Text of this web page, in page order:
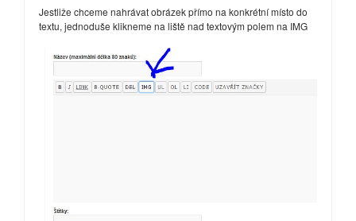
Jestliže chceme nahrávat obrázek přímo na konkrétní místo do
textu, jednoduše klikneme na liště nad textovým polem na IMG